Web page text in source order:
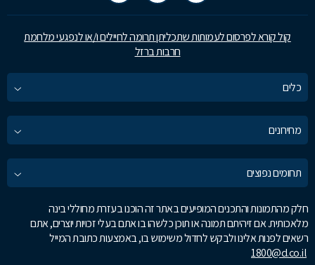
קול קורא לפרסום לעמותות שתכליתן תרומה לחיילים ו/או לנפגעי מלחמת
חרבות ברזל
כלים
מחירונים
תחומים נפוצים
חלק מהתמונות והתכנים המופיעים באתר זה הוכנו בעזרת מחוללי בינה
מלאכותית. אם זיהיתם תמונה או תוכן כלשהו בו אתם בעלי זכויות יוצרים, אתם
רשאים לפנות אלינו ולבקש לחדול משימוש בו, באמצעות כתובת המייל
1800@d.co.il